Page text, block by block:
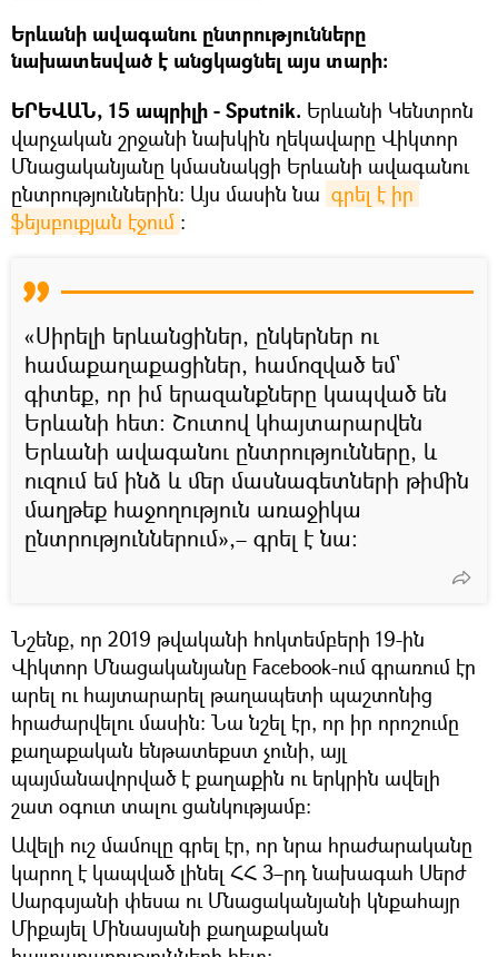
Երևանի ավագանու ընտրությունները
նախատեսված է անցկացնել այս տարի։
ԵՐԵՎԱՆ, 15 ապրիլի - Sputnik. Երևանի Կենտրոն
վարչական շրջանի նախկին ղեկավարը Վիկտոր
Մնացականյանը կմասնակցի Երևանի ավագանու
ընտրություններին։ Այս մասին նա գրել է իր
ֆեյսբուքյան էջում ։
«Սիրելի երևանցիներ, ընկերներ ու
համաքաղաքացիներ, համոզված եմ`
գիտեք, որ իմ երազանքները կապված են
Երևանի հետ։ Շուտով կհայտարարվեն
Երևանի ավագանու ընտրությունները, և
ուզում եմ ինձ և մեր մասնագետների թիմին
մաղթեք հաջողություն առաջիկա
ընտրություններում»,– գրել է նա։
Նշենք, որ 2019 թվականի հոկտեմբերի 19-ին
Վիկտոր Մնացականյանը Facebook-ում գրառում էր
արել ու հայտարարել թաղապետի պաշտոնից
հրաժարվելու մասին։ Նա նշել էր, որ իր որոշումը
քաղաքական ենթատեքստ չունի, այլ
պայմանավորված է քաղաքին ու երկրին ավելի
շատ օգուտ տալու ցանկությամբ։
Ավելի ուշ մամուլը գրել էր, որ նրա հրաժարականը
կարող է կապված լինել ՀՀ 3–րդ նախագահ Սերժ
Սարգսյանի փեսա ու Մնացականյանի կնքահայր
Միքայել Մինասյանի քաղաքական